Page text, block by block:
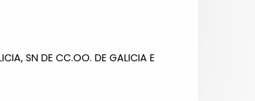
SN DE CC.OO. DE GALICIA E